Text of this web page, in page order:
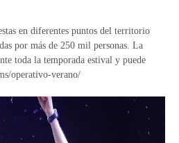
en diferentes puntos del territorio
por más de 250 mil personas. La
toda la temporada estival y puede
operativo-verano/